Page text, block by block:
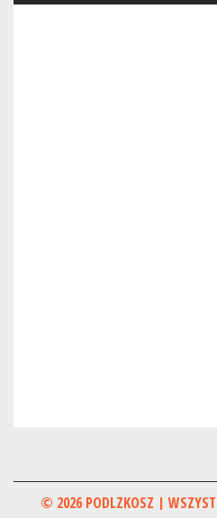
© 2026 PODLZKOSZ |